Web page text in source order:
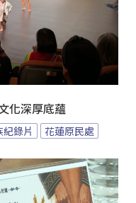
化深厚底蘊
錄片 花蓮原民處